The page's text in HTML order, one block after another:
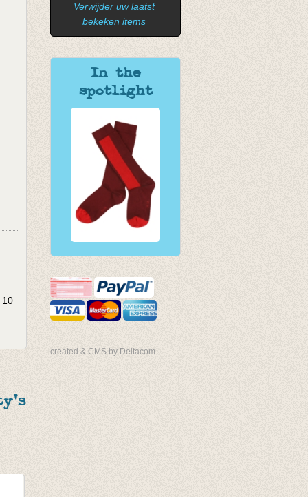
Verwijder uw laatst
bekeken items
In the
spotlight
created & CMS by Deltacom
10